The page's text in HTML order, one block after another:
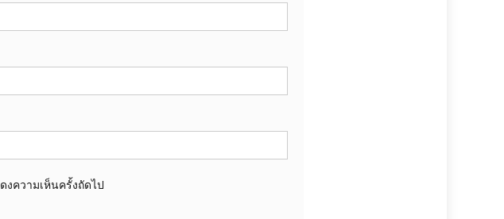
งความเห็นครั้งถัดไป